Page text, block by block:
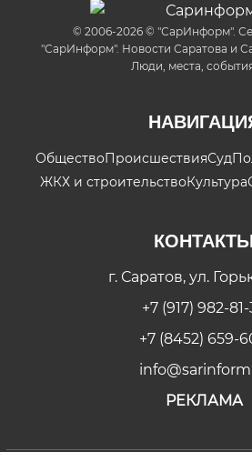
© 2006-2026 © "СарИнформ".
"СарИнформ". Новости Саратова и
Люди, места,
ОбществоПроисшествияСуд
ЖКХ и строительствоКультура
г. Саратов, ул.
+7 (917) 982-
+7 (8452) 659-
РЕКЛАМА